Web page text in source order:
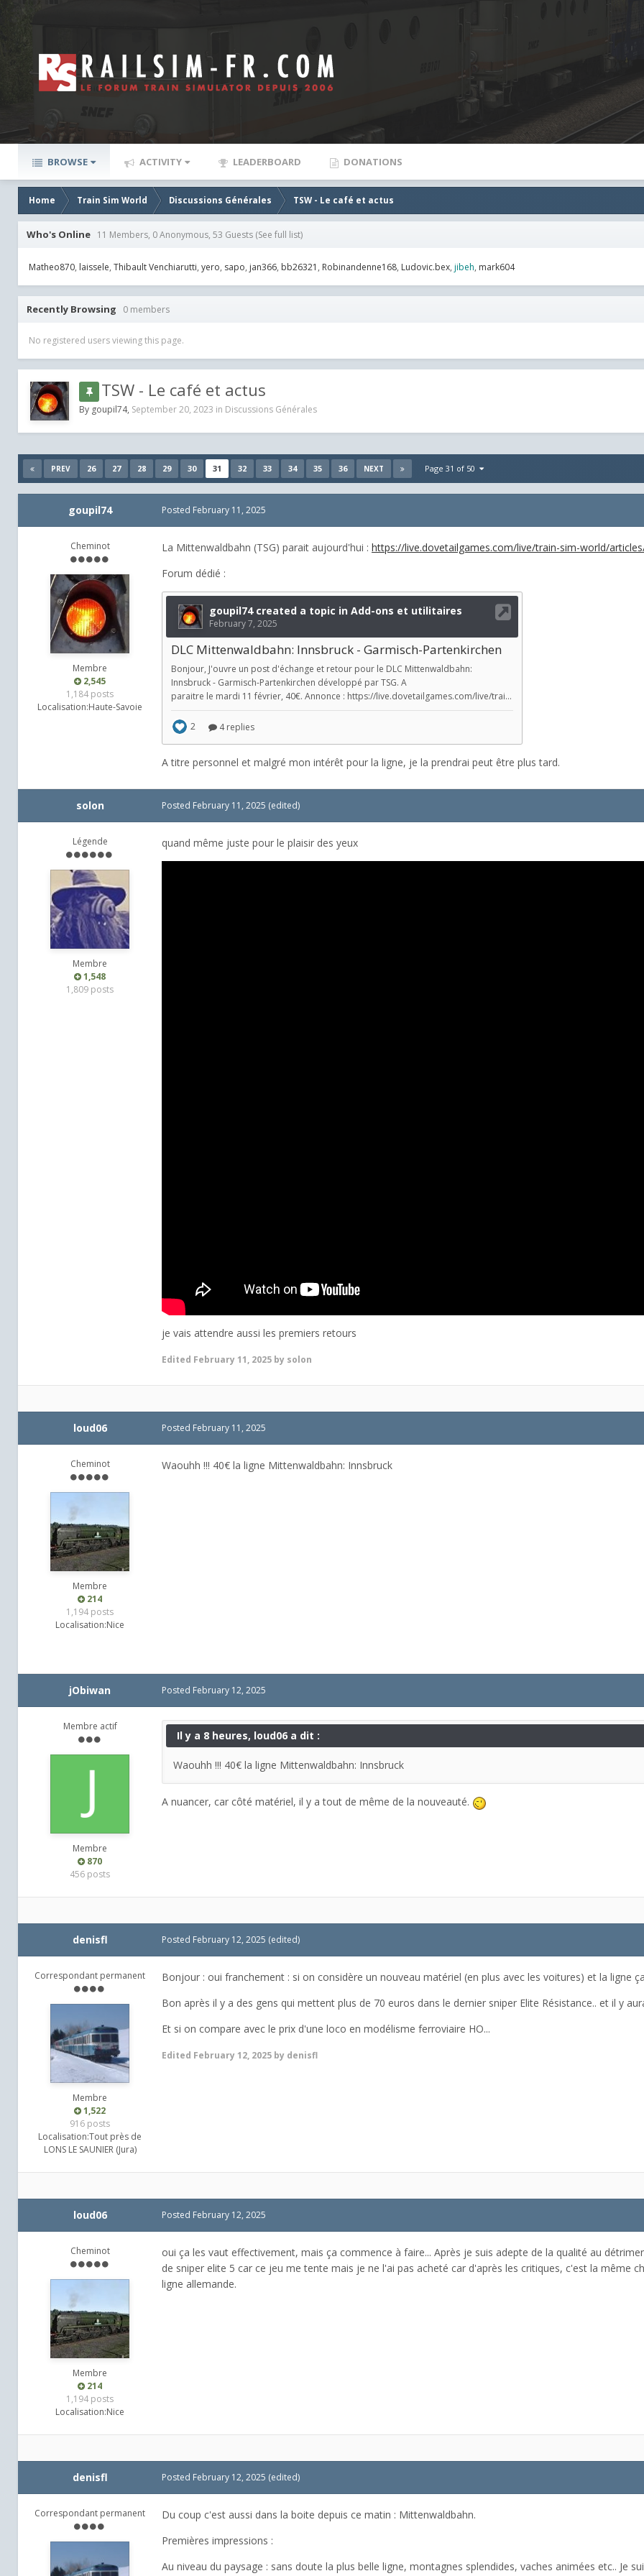
BROWSE ACTIVITY LEADERBOARD DONATIONS
Home Train Sim World Discussions Générales TSW - Le café et actus
Who's Online 11 Members, 0 Anonymous, 53 Guests (See full list)
Matheo870 laissele Thibault Venchiarutti yero sapo jan366 bb26321 Robinandenne168 Ludovic.bex jibeh mark604
Recently Browsing 0 members
No registered users viewing this page.
TSW - Le café et actus
By goupil74, September 20, 2023 in Discussions Générales
PREV 26 27 28 29 30 31 32 33 34 35 36 NEXT Page 31 of 50
goupil74
Cheminot
Membre
2,545
1,184 posts
Localisation:Haute-Savoie
Posted February 11, 2025
La Mittenwaldbahn (TSG) parait aujourd'hui : https://live.dovetailgames.com/live/train-sim-world/
Forum dédié :
A titre personnel et malgré mon intérêt pour la ligne, je la prendrai peut être plus tard.
solon
Légende
Membre
1,548
1,809 posts
Posted February 11, 2025 (edited)
quand même juste pour le plaisir des yeux
je vais attendre aussi les premiers retours
Edited February 11, 2025 by solon
loud06
Cheminot
Membre
214
1,194 posts
Localisation:Nice
Posted February 11, 2025
Waouhh !!! 40€ la ligne Mittenwaldbahn: Innsbruck
jObiwan
Membre actif
Membre
870
456 posts
Posted February 12, 2025
Il y a 8 heures, loud06 a dit :
Waouhh !!! 40€ la ligne Mittenwaldbahn: Innsbruck
A nuancer, car côté matériel, il y a tout de même de la nouveauté.
denisfl
Correspondant permanent
Membre
1,522
916 posts
Localisation:Tout près de
LONS LE SAUNIER (Jura)
Posted February 12, 2025 (edited)
Bonjour : oui franchement : si on considère un nouveau matériel (en plus avec les voitures) et la ligne
Bon après il y a des gens qui mettent plus de 70 euros dans le dernier sniper Elite Résistance.. et il y
Et si on compare avec le prix d'une loco en modélisme ferroviaire HO...
Edited February 12, 2025 by denisfl
loud06
Cheminot
Membre
214
1,194 posts
Localisation:Nice
Posted February 12, 2025
oui ça les vaut effectivement, mais ça commence à faire... Après je suis adepte de la qualité au
de sniper elite 5 car ce jeu me tente mais je ne l'ai pas acheté car d'après les critiques, c'est la même
ligne allemande.
denisfl
Correspondant permanent
Posted February 12, 2025 (edited)
Du coup c'est aussi dans la boite depuis ce matin : Mittenwaldbahn.
Premières impressions :
Au niveau du paysage : sans doute la plus belle ligne, montagnes splendides, vaches animées etc.. Je